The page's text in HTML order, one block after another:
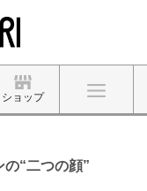
ショップ
の“二つの顔”